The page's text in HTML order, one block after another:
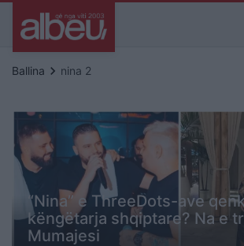
Ballina keyboard_arrow_right nina 2
“Nina” e ThreeDots-ave
këngëtarja shqiptare? Na e
Mumajesi